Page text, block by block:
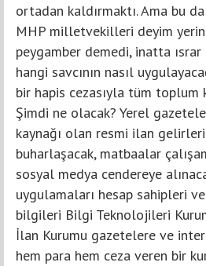
ortadan kaldırmaktı. Ama bu
MHP milletvekilleri deyim
peygamber demedi, inatta
hangi savcının nasıl
bir hapis cezasıyla tüm toplum
Şimdi ne olacak? Yerel
kaynağı olan resmi ilan
buharlaşacak, matbaalar
sosyal medya cendereye
uygulamaları hesap sahipleri
bilgileri Bilgi Teknolojileri
İlan Kurumu gazetelere ve
hem para hem ceza veren bir